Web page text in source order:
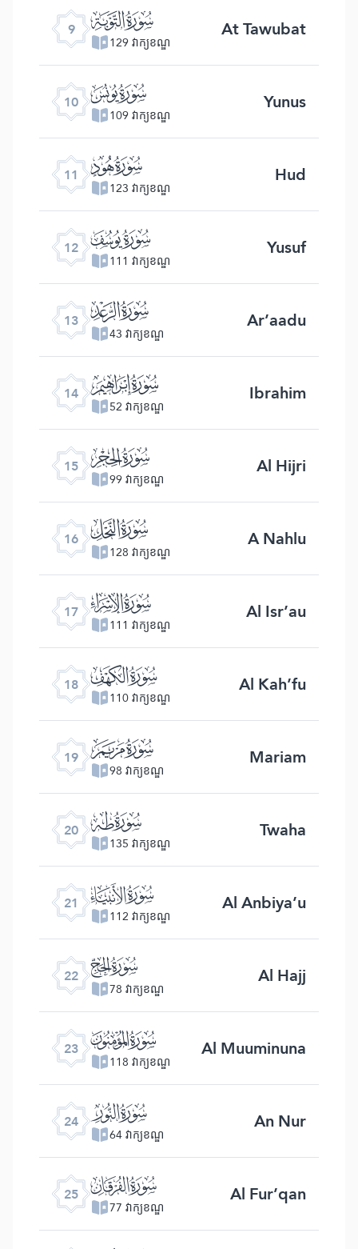
9 ﮕ
129 វាក្យខណ្ឌ At Tawubat
10 ﮖ
109 វាក្យខណ្ឌ Yunus
11 ﮗ
123 វាក្យខណ្ឌ Hud
12 ﮘ
111 វាក្យខណ្ឌ Yusuf
13 ﮙ
43 វាក្យខណ្ឌ Ar’aadu
14 ﮚ
52 វាក្យខណ្ឌ Ibrahim
15 ﮛ
99 វាក្យខណ្ឌ Al Hijri
16 ﮜ
128 វាក្យខណ្ឌ A Nahlu
17 ﮝ
111 វាក្យខណ្ឌ Al Isr’au
18 ﮞ
110 វាក្យខណ្ឌ Al Kah’fu
19 ﮟ
98 វាក្យខណ្ឌ Mariam
20 ﮠ
135 វាក្យខណ្ឌ Twaha
21 ﮡ
112 វាក្យខណ្ឌ Al Anbiya’u
22 ﮢ
78 វាក្យខណ្ឌ Al Hajj
23 ﮣ
118 វាក្យខណ្ឌ Al Muuminuna
24 ﮤ
64 វាក្យខណ្ឌ An Nur
25 ﮥ
77 វាក្យខណ្ឌ Al Fur’qan